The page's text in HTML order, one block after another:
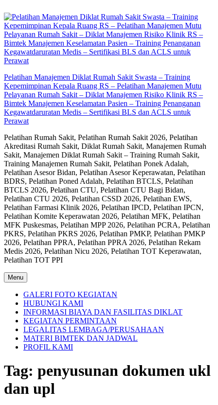
to
content
Pelatihan Manajemen Diklat Rumah Sakit Swasta – Training
Kepemimpinan Kepala Ruang RS – Pelatihan Manajemen Mutu
Pelayanan Rumah Sakit – Diklat Manajemen Risiko Klinik RS –
Bimtek Manajemen Keselamatan Pasien – Training Penanganan
Kegawatdaruratan Medis – Sertifikasi BLS dan ACLS untuk
Perawat
Pelatihan Rumah Sakit, Pelatihan Rumah Sakit 2026, Pelatihan
Akreditasi Rumah Sakit, Diklat Rumah Sakit, Manajemen Rumah
Sakit, Manajemen Diklat Rumah Sakit – Training Rumah Sakit,
Training Manajemen Rumah Sakit, Pelatihan Ponek Adalah,
Pelatihan Asesor Bidan, Pelatihan Asesor Keperawatan, Pelatihan
BDRS, Pelatihan Poned Adalah, Pelatihan BTCLS, Pelatihan
BTCLS 2026, Pelatihan CTU, Pelatihan CTU Bagi Bidan,
Pelatihan CTU 2026, Pelatihan CSSD 2026, Pelatihan EWS,
Pelatihan Farmasi Klinik 2026, Pelatihan IPCD, Pelatihan IPCN,
Pelatihan Komite Keperawatan 2026, Pelatihan MFK, Pelatihan
MFK Puskesmas, Pelatihan MPP 2026, Pelatihan PCRA, Pelatihan
PKRS, Pelatihan PKRS 2026, Pelatihan PMKP, Pelatihan PMKP
2026, Pelatihan PPRA, Pelatihan PPRA 2026, Pelatihan Rekam
Medis 2026, Pelatihan Nicu 2026, Pelatihan TOT Keperawatan,
Pelatihan TOT PPI
Menu
GALERI FOTO KEGIATAN
HUBUNGI KAMI
INFORMASI BIAYA DAN FASILITAS DIKLAT
KEGIATAN PERMINTAAN
LEGALITAS LEMBAGA/PERUSAHAAN
MATERI BIMTEK DAN JADWAL
PROFIL KAMI
Tag: penyusunan dokumen ukl
dan upl